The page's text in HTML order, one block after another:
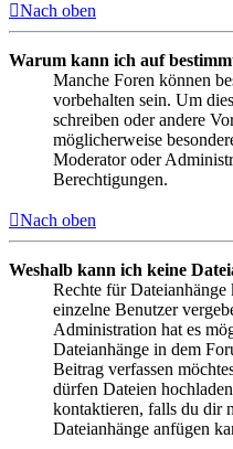
Nach oben
Warum kann ich auf
Manche Foren können
vorbehalten sein. Um
schreiben oder andere
möglicherweise
Moderator oder
Berechtigungen.
Nach oben
Weshalb kann ich keine
Rechte für
einzelne Benutzer
Administration hat es
Dateianhänge in dem
Beitrag verfassen
dürfen Dateien
kontaktieren, falls du dir
Dateianhänge anfügen